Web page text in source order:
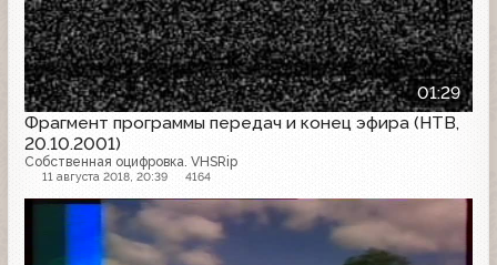
01:29
Фрагмент программы передач и конец эфира (НТВ,
20.10.2001)
Собственная оцифровка. VHSRip
11 августа 2018, 20:39 4164
Конец эфира